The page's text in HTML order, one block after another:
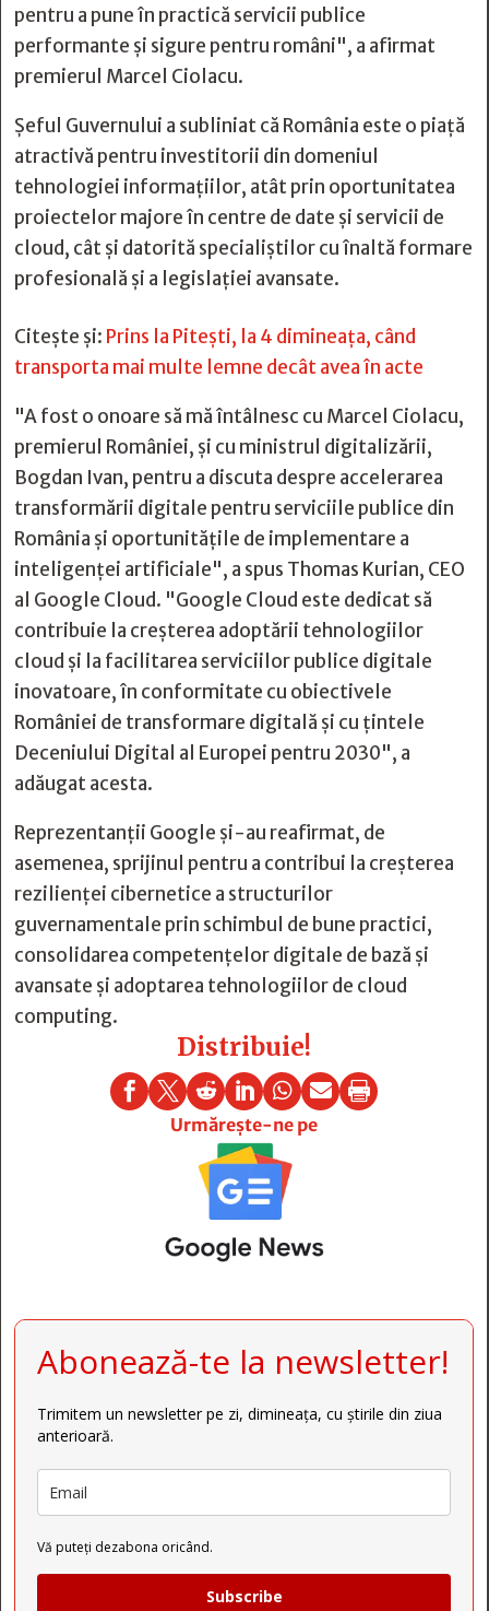
pentru a pune în practică servicii publice
performante și sigure pentru români", a afirmat
premierul Marcel Ciolacu.
Șeful Guvernului a subliniat că România este o piață
atractivă pentru investitorii din domeniul
tehnologiei informațiilor, atât prin oportunitatea
proiectelor majore în centre de date și servicii de
cloud, cât și datorită specialiștilor cu înaltă formare
profesională și a legislației avansate.
Citește și: Prins la Pitești, la 4 dimineața, când
transporta mai multe lemne decât avea în acte
"A fost o onoare să mă întâlnesc cu Marcel Ciolacu,
premierul României, și cu ministrul digitalizării,
Bogdan Ivan, pentru a discuta despre accelerarea
transformării digitale pentru serviciile publice din
România și oportunitățile de implementare a
inteligenței artificiale", a spus Thomas Kurian, CEO
al Google Cloud. "Google Cloud este dedicat să
contribuie la creșterea adoptării tehnologiilor
cloud și la facilitarea serviciilor publice digitale
inovatoare, în conformitate cu obiectivele
României de transformare digitală și cu țintele
Deceniului Digital al Europei pentru 2030", a
adăugat acesta.
Reprezentanții Google și-au reafirmat, de
asemenea, sprijinul pentru a contribui la creșterea
rezilienței cibernetice a structurilor
guvernamentale prin schimbul de bune practici,
consolidarea competențelor digitale de bază și
avansate și adoptarea tehnologiilor de cloud
computing.
Distribuie!
     

Urmărește-ne pe
Abonează-te la newsletter!
Trimitem un newsletter pe zi, dimineața, cu știrile din ziua
anterioară.
Vă puteți dezabona oricând.
Subscribe